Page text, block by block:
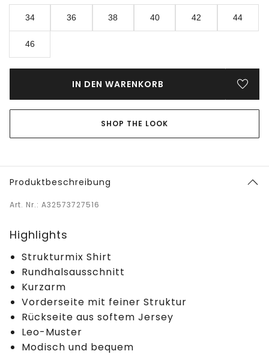
34 36 38 40 42 44
46
IN DEN WARENKORB
SHOP THE LOOK
Produktbeschreibung
Art. Nr.: A32573727516
Highlights
Strukturmix Shirt
Rundhalsausschnitt
Kurzarm
Vorderseite mit feiner Struktur
Rückseite aus softem Jersey
Leo-Muster
Modisch und bequem